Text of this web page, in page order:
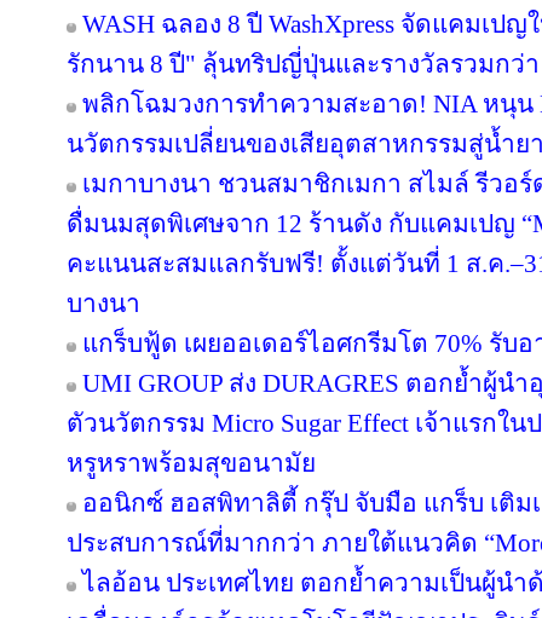
WASH ฉลอง 8 ปี WashXpress จัดแคมเป
รักนาน 8 ปี" ลุ้นทริปญี่ปุ่นและรางวัลรวมกว่า
พลิกโฉมวงการทำความสะอาด! NIA หนุน
นวัตกรรมเปลี่ยนของเสียอุตสาหกรรมสู่น้ำ
เมกาบางนา ชวนสมาชิกเมกา สไมล์ รีวอ
ดื่มนมสุดพิเศษจาก 12 ร้านดัง กับแคมเปญ
คะแนนสะสมแลกรับฟรี! ตั้งแต่วันที่ 1 ส.ค
บางนา
แกร็บฟู้ด เผยออเดอร์ไอศกรีมโต 70% รับอ
UMI GROUP ส่ง DURAGRES ตอกย้ำผู้น
ตัวนวัตกรรม Micro Sugar Effect เจ้าแรกใ
หรูหราพร้อมสุขอนามัย
ออนิกซ์ ฮอสพิทาลิตี้ กรุ๊ป จับมือ แกร็บ เติม
ประสบการณ์ที่มากกว่า ภายใต้แนวคิด “More
ไลอ้อน ประเทศไทย ตอกย้ำความเป็นผู้น